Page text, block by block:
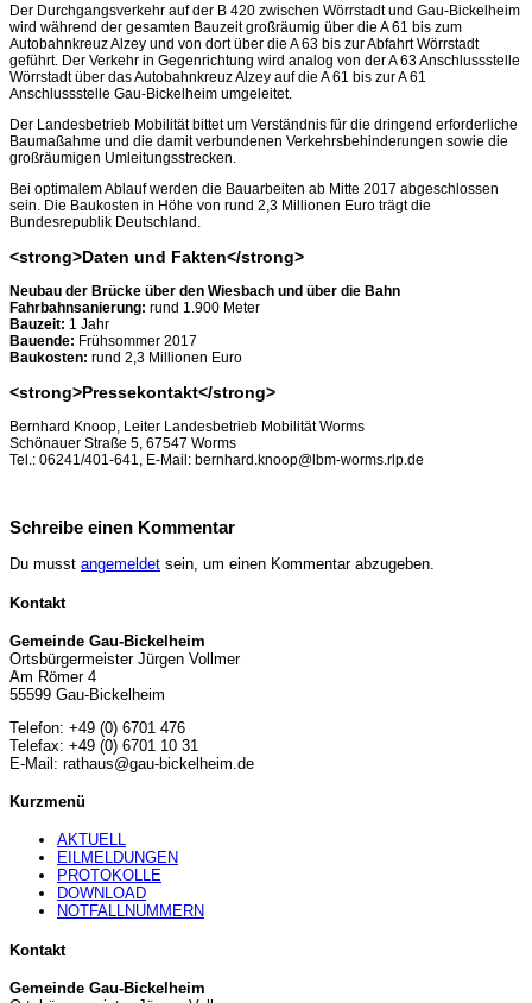
Der Durchgangsverkehr auf der B 420 zwischen Wörrstadt und Gau-Bickelheim
wird während der gesamten Bauzeit großräumig über die A 61 bis zum
Autobahnkreuz Alzey und von dort über die A 63 bis zur Abfahrt Wörrstadt
geführt. Der Verkehr in Gegenrichtung wird analog von der A 63 Anschlussstelle
Wörrstadt über das Autobahnkreuz Alzey auf die A 61 bis zur A 61
Anschlussstelle Gau-Bickelheim umgeleitet.
Der Landesbetrieb Mobilität bittet um Verständnis für die dringend erforderliche
Baumaßahme und die damit verbundenen Verkehrsbehinderungen sowie die
großräumigen Umleitungsstrecken.
Bei optimalem Ablauf werden die Bauarbeiten ab Mitte 2017 abgeschlossen
sein. Die Baukosten in Höhe von rund 2,3 Millionen Euro trägt die
Bundesrepublik Deutschland.
<strong>Daten und Fakten</strong>
Neubau der Brücke über den Wiesbach und über die Bahn
Fahrbahnsanierung: rund 1.900 Meter
Bauzeit: 1 Jahr
Bauende: Frühsommer 2017
Baukosten: rund 2,3 Millionen Euro
<strong>Pressekontakt</strong>
Bernhard Knoop, Leiter Landesbetrieb Mobilität Worms
Schönauer Straße 5, 67547 Worms
Tel.: 06241/401-641, E-Mail: bernhard.knoop@lbm-worms.rlp.de
Schreibe einen Kommentar
Du musst angemeldet sein, um einen Kommentar abzugeben.
Kontakt
Gemeinde Gau-Bickelheim
Ortsbürgermeister Jürgen Vollmer
Am Römer 4
55599 Gau-Bickelheim
Telefon: +49 (0) 6701 476
Telefax: +49 (0) 6701 10 31
E-Mail: rathaus@gau-bickelheim.de
Kurzmenü
AKTUELL
EILMELDUNGEN
PROTOKOLLE
DOWNLOAD
NOTFALLNUMMERN
Kontakt
Gemeinde Gau-Bickelheim